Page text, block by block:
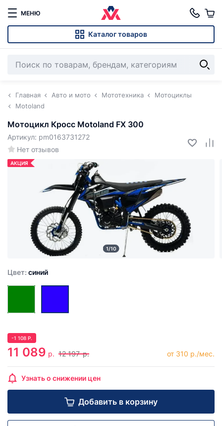
МЕНЮ
Каталог товаров
Главная Авто и мото Мототехника
Мотоциклы
Motoland
Мотоцикл Кросс Motoland FX 300
Нет отзывов
Артикул: pm0163731272
АКЦИЯ
1/10
Цвет: синий
-1 108 Р.
11 089 р. 12 197 р. от 310 р./мес.
Узнать о снижении цен
Добавить в корзину